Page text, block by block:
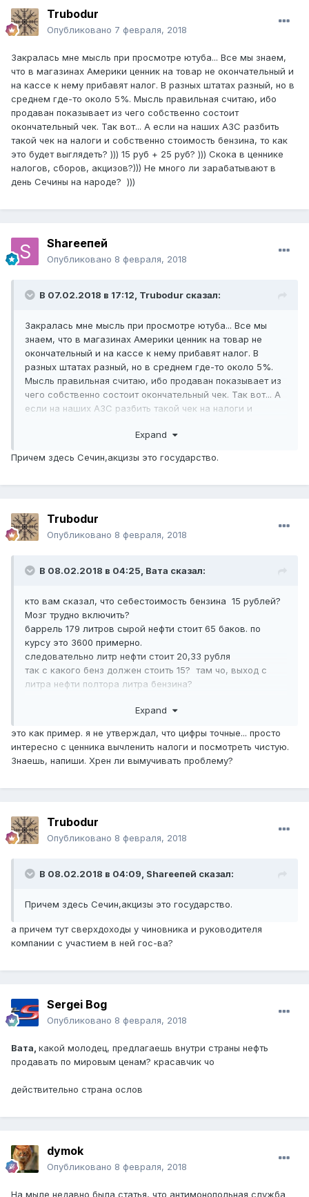
Trubodur
Опубликовано 7 февраля, 2018
Закралась мне мысль при просмотре ютуба... Все мы знаем,
что в магазинах Америки ценник на товар не окончательный и
на кассе к нему прибавят налог. В разных штатах разный, но в
среднем где-то около 5%. Мысль правильная считаю, ибо
продаван показывает из чего собственно состоит
окончательный чек. Так вот... А если на наших АЗС разбить
такой чек на налоги и собственно стоимость бензина, то как
это будет выглядеть? ))) 15 руб + 25 руб? ))) Скока в ценнике
налогов, сборов, акцизов?))) Не много ли зарабатывают в
день Сечины на народе? )))
Shareeпей
Опубликовано 8 февраля, 2018
В 07.02.2018 в 17:12, Trubodur сказал:
Закралась мне мысль при просмотре ютуба... Все мы
знаем, что в магазинах Америки ценник на товар не
окончательный и на кассе к нему прибавят налог. В
разных штатах разный, но в среднем где-то около 5%.
Мысль правильная считаю, ибо продаван показывает из
чего собственно состоит окончательный чек. Так вот... А
если на наших АЗС разбить такой чек на налоги и
выглядеть? ))) 15 руб + 25 руб? ))) Скока в ценнике
в день Сечины на народе? )))
Expand
Причем здесь Сечин,акцизы это государство.
Trubodur
Опубликовано 8 февраля, 2018
В 08.02.2018 в 04:25, Вата сказал:
кто вам сказал, что себестоимость бензина 15 рублей?
Мозг трудно включить?
баррель 179 литров сырой нефти стоит 65 баков. по
курсу это 3600 примерно.
следовательно литр нефти стоит 20,33 рубля
так с какого бенз должен стоить 15? там чо, выход с
литра нефти полтора литра бензина?
Expand
это как пример. я не утверждал, что цифры точные... просто
интересно с ценника вычленить налоги и посмотреть чистую.
Знаешь, напиши. Хрен ли вымучивать проблему?
Trubodur
Опубликовано 8 февраля, 2018
В 08.02.2018 в 04:09, Shareeпей сказал:
Причем здесь Сечин,акцизы это государство.
а причем тут сверхдоходы у чиновника и руководителя
компании с участием в ней гос-ва?
Sergei Bog
Опубликовано 8 февраля, 2018
Вата, какой молодец, предлагаешь внутри страны нефть
продавать по мировым ценам? красавчик чо
действительно страна ослов
dymok
Опубликовано 8 февраля, 2018
На мыле недавно была статья, что антимонопольная служба